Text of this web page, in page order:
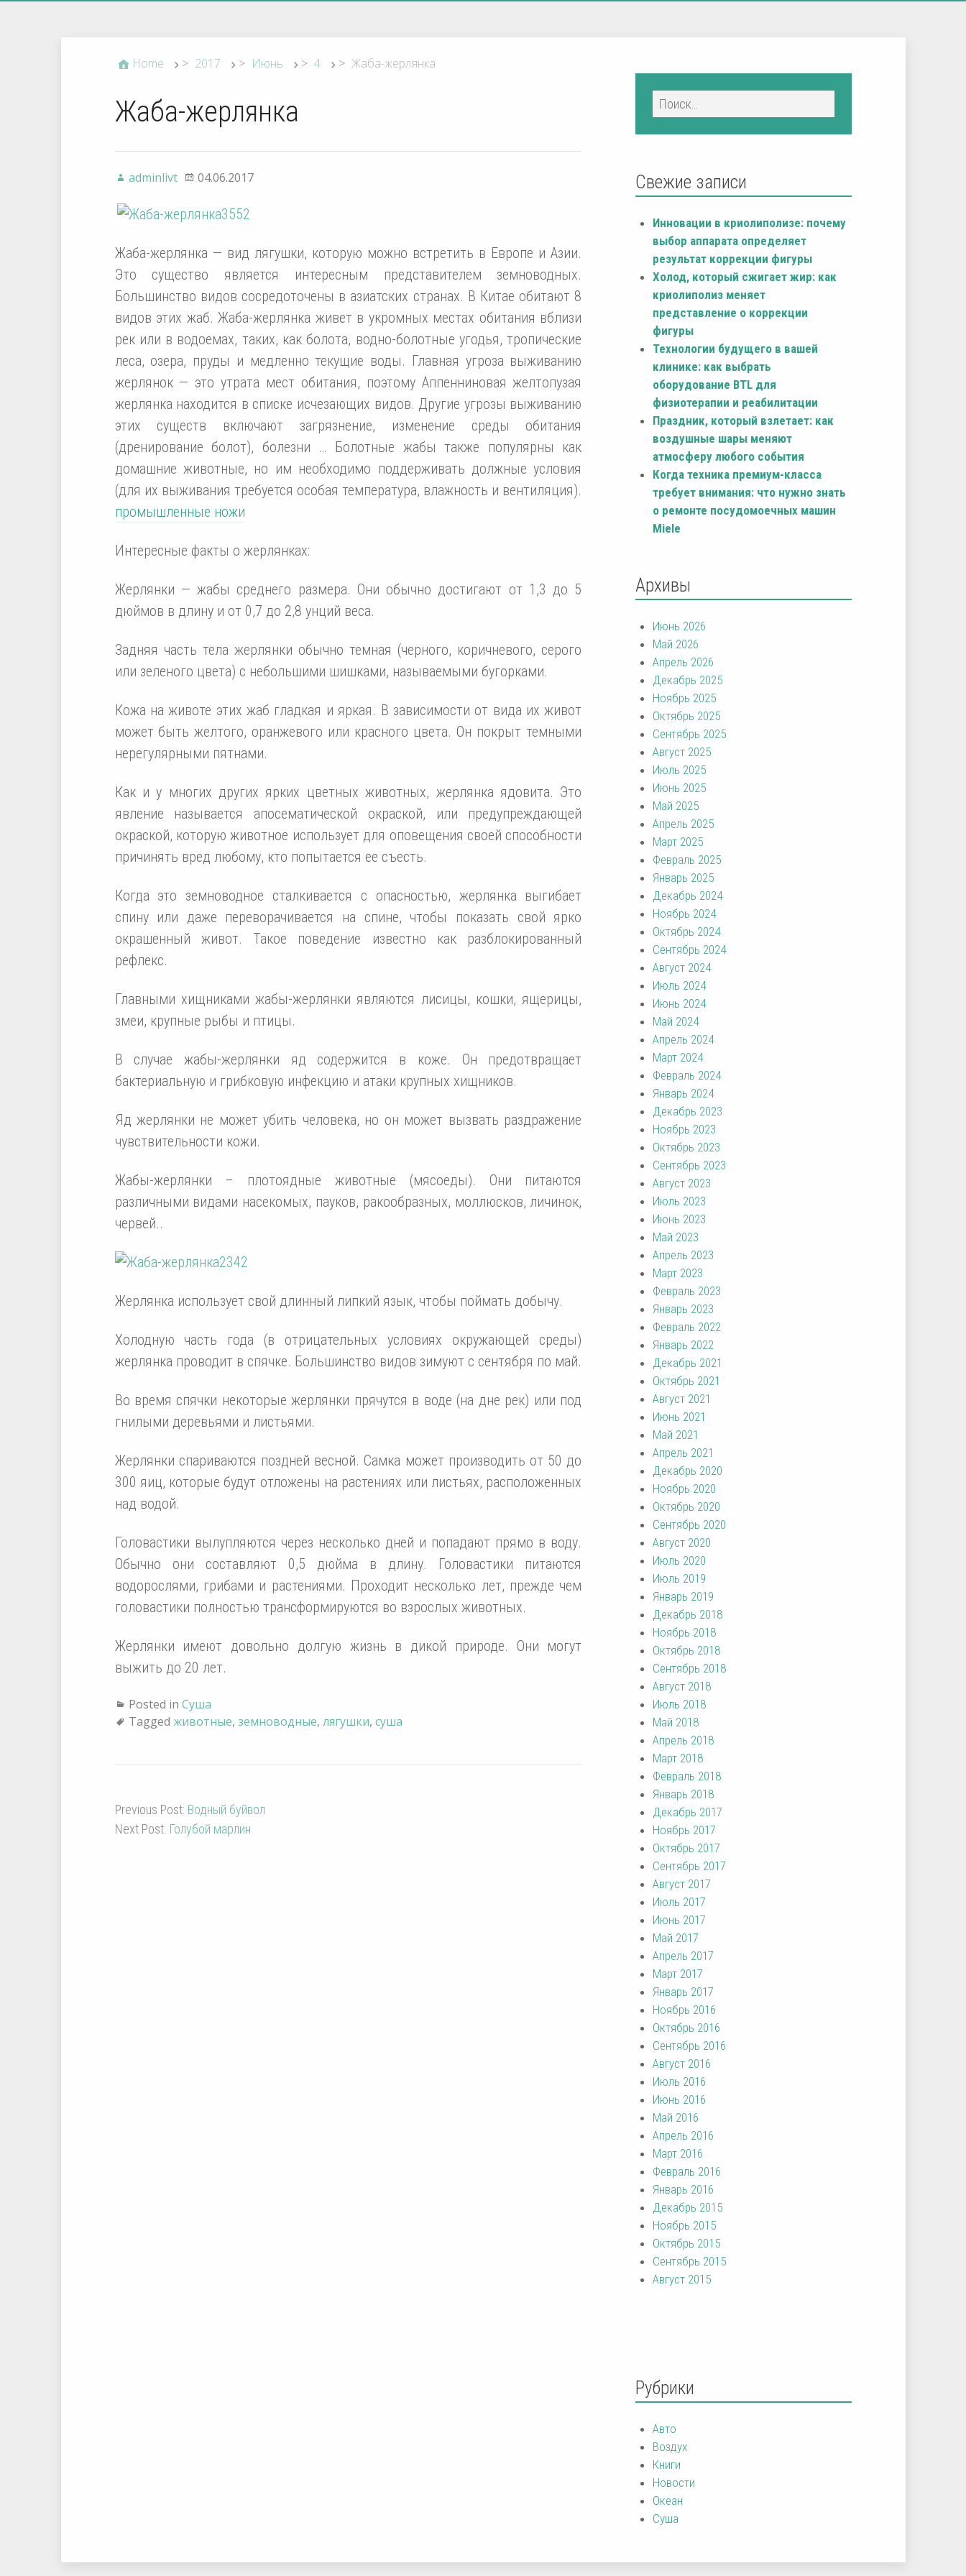
Home > 2017 > Июнь > 4 > Жаба-жерлянка
Жаба-жерлянка
adminlivt 04.06.2017
Жаба-жерлянка — вид лягушки, которую можно встретить в Европе и Азии.
Это существо является интересным представителем земноводных.
Большинство видов сосредоточены в азиатских странах. В Китае обитают 8
видов этих жаб. Жаба-жерлянка живет в укромных местах обитания вблизи
рек или в водоемах, таких, как болота, водно-болотные угодья, тропические
леса, озера, пруды и медленно текущие воды. Главная угроза выживанию
жерлянок — это утрата мест обитания, поэтому Аппенниновая желтопузая
жерлянка находится в списке исчезающих видов. Другие угрозы выживанию
этих существ включают загрязнение, изменение среды обитания
(дренирование болот), болезни … Болотные жабы также популярны как
домашние животные, но им необходимо поддерживать должные условия
(для их выживания требуется особая температура, влажность и вентиляция).
промышленные ножи
Интересные факты о жерлянках:
Жерлянки — жабы среднего размера. Они обычно достигают от 1,3 до 5
дюймов в длину и от 0,7 до 2,8 унций веса.
Задняя часть тела жерлянки обычно темная (черного, коричневого, серого
или зеленого цвета) с небольшими шишками, называемыми бугорками.
Кожа на животе этих жаб гладкая и яркая. В зависимости от вида их живот
может быть желтого, оранжевого или красного цвета. Он покрыт темными
нерегулярными пятнами.
Как и у многих других ярких цветных животных, жерлянка ядовита. Это
явление называется апосематической окраской, или предупреждающей
окраской, которую животное использует для оповещения своей способности
причинять вред любому, кто попытается ее съесть.
Когда это земноводное сталкивается с опасностью, жерлянка выгибает
спину или даже переворачивается на спине, чтобы показать свой ярко
окрашенный живот. Такое поведение известно как разблокированный
рефлекс.
Главными хищниками жабы-жерлянки являются лисицы, кошки, ящерицы,
змеи, крупные рыбы и птицы.
В случае жабы-жерлянки яд содержится в коже. Он предотвращает
бактериальную и грибковую инфекцию и атаки крупных хищников.
Яд жерлянки не может убить человека, но он может вызвать раздражение
чувствительности кожи.
Жабы-жерлянки – плотоядные животные (мясоеды). Они питаются
различными видами насекомых, пауков, ракообразных, моллюсков, личинок,
червей..
Жерлянка использует свой длинный липкий язык, чтобы поймать добычу.
Холодную часть года (в отрицательных условиях окружающей среды)
жерлянка проводит в спячке. Большинство видов зимуют с сентября по май.
Во время спячки некоторые жерлянки прячутся в воде (на дне рек) или под
гнилыми деревьями и листьями.
Жерлянки спариваются поздней весной. Самка может производить от 50 до
300 яиц, которые будут отложены на растениях или листьях, расположенных
над водой.
Головастики вылупляются через несколько дней и попадают прямо в воду.
Обычно они составляют 0,5 дюйма в длину. Головастики питаются
водорослями, грибами и растениями. Проходит несколько лет, прежде чем
головастики полностью трансформируются во взрослых животных.
Жерлянки имеют довольно долгую жизнь в дикой природе. Они могут
выжить до 20 лет.
Posted in Суша
Tagged животные, земноводные, лягушки, суша
Previous Post: Водный буйвол
Next Post: Голубой марлин
Свежие записи
Инновации в криолиполизе: почему
выбор аппарата определяет
результат коррекции фигуры
Холод, который сжигает жир: как
криолиполиз меняет
представление о коррекции
фигуры
Технологии будущего в вашей
клинике: как выбрать
оборудование BTL для
физиотерапии и реабилитации
Праздник, который взлетает: как
воздушные шары меняют
атмосферу любого события
Когда техника премиум-класса
требует внимания: что нужно знать
о ремонте посудомоечных машин
Miele
Архивы
Июнь 2026
Май 2026
Апрель 2026
Декабрь 2025
Ноябрь 2025
Октябрь 2025
Сентябрь 2025
Август 2025
Июль 2025
Июнь 2025
Май 2025
Апрель 2025
Март 2025
Февраль 2025
Январь 2025
Декабрь 2024
Ноябрь 2024
Октябрь 2024
Сентябрь 2024
Август 2024
Июль 2024
Июнь 2024
Май 2024
Апрель 2024
Март 2024
Февраль 2024
Январь 2024
Декабрь 2023
Ноябрь 2023
Октябрь 2023
Сентябрь 2023
Август 2023
Июль 2023
Июнь 2023
Май 2023
Апрель 2023
Март 2023
Февраль 2023
Январь 2023
Февраль 2022
Январь 2022
Декабрь 2021
Октябрь 2021
Август 2021
Июнь 2021
Май 2021
Апрель 2021
Декабрь 2020
Ноябрь 2020
Октябрь 2020
Сентябрь 2020
Август 2020
Июль 2020
Июль 2019
Январь 2019
Декабрь 2018
Ноябрь 2018
Октябрь 2018
Сентябрь 2018
Август 2018
Июль 2018
Май 2018
Апрель 2018
Март 2018
Февраль 2018
Январь 2018
Декабрь 2017
Ноябрь 2017
Октябрь 2017
Сентябрь 2017
Август 2017
Июль 2017
Июнь 2017
Май 2017
Апрель 2017
Март 2017
Январь 2017
Ноябрь 2016
Октябрь 2016
Сентябрь 2016
Август 2016
Июль 2016
Июнь 2016
Май 2016
Апрель 2016
Март 2016
Февраль 2016
Январь 2016
Декабрь 2015
Ноябрь 2015
Октябрь 2015
Сентябрь 2015
Август 2015
Рубрики
Авто
Воздух
Книги
Новости
Океан
Суша